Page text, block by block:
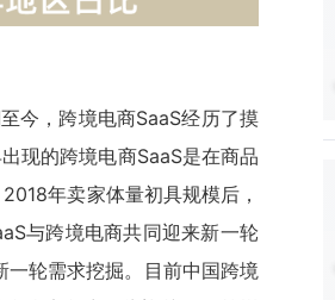
今，跨境电商SaaS经历了摸
现的跨境电商SaaS是在商品
年卖家体量初具规模后，
与跨境电商共同迎来新一轮
一轮需求挖掘。目前中国跨境